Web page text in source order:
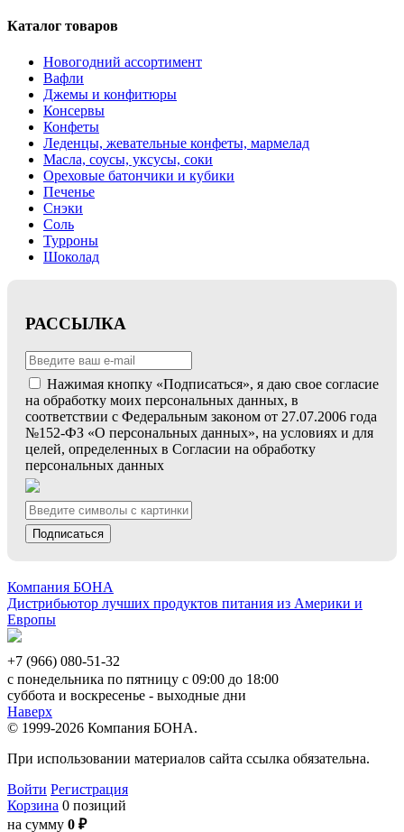
Каталог товаров
Новогодний ассортимент
Вафли
Джемы и конфитюры
Консервы
Конфеты
Леденцы, жевательные конфеты, мармелад
Масла, соусы, уксусы, соки
Ореховые батончики и кубики
Печенье
Снэки
Соль
Турроны
Шоколад
РАССЫЛКА
Нажимая кнопку «Подписаться», я даю свое согласие
на обработку моих персональных данных, в
соответствии с Федеральным законом от 27.07.2006 года
№152-ФЗ «О персональных данных», на условиях и для
целей, определенных в Согласии на обработку
персональных данных
Подписаться
Компания БОНА
Дистрибьютор лучших продуктов питания из Америки и
Европы
+7 (966) 080-51-32
с понедельника по пятницу с 09:00 до 18:00
суббота и воскресенье - выходные дни
Наверх
© 1999-2026 Компания БОНА.
При использовании материалов сайта ссылка обязательна.
Войти Регистрация
Корзина 0 позиций
на сумму 0 ₽